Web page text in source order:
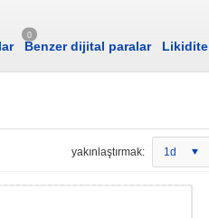
0
Benzer dijital paralar Likidite
yakınlaştırmak: 1d